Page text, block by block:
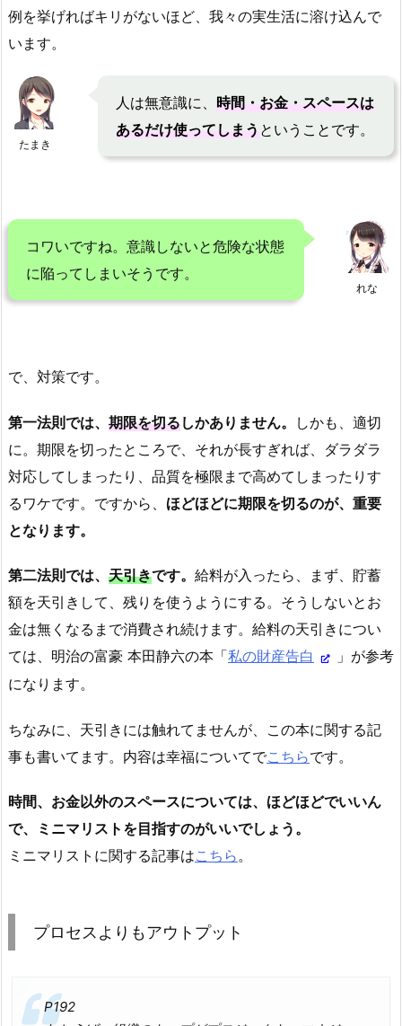
例を挙げればキリがないほど、我々の実生活に溶け込んで
います。
たまき
人は無意識に、 時間・お金・スペースは
あるだけ使ってしまう ということです。
れな
コワいですね。意識しないと危険な状態
に陥ってしまいそうです。
で、対策です。
第一法則では、 期限を切るしかありません。
しかも、適切
に。期限を切ったところで、それが長すぎれば、ダラダラ
対応してしまったり、品質を極限まで高めてしまったりす
るワケです。ですから、 ほどほどに期限を切るのが、重要
となります。
第二法則では、 天引きです。 給料が入ったら、まず、貯蓄
額を天引きして、残りを使うようにする。そうしないとお
金は無くなるまで消費され続けます。給料の天引きについ
ては、明治の富豪 本田静六の本「私の財産告白
」が参考
になります。
ちなみに、天引きには触れてませんが、この本に関する記
事も書いてます。内容は幸福についてでこちらです。
時間、お金以外のスペースについては、ほどほどでいいん
で、ミニマリストを目指すのがいいでしょう。
ミニマリストに関する記事はこちら。
プロセスよりもアウトプット
P192